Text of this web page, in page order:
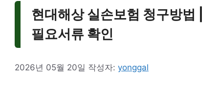
현대해상 실손보험 청구방법 |
필요서류 확인
2026년 05월 20일 작성자: yonggal